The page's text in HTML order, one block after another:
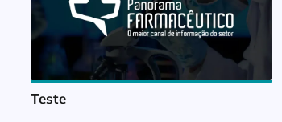
Teste